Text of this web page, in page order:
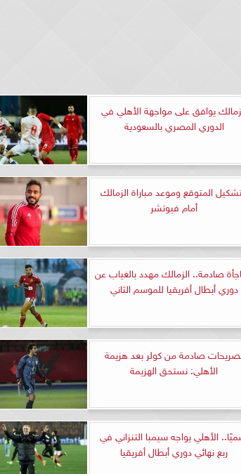
يوافق على مواجهة الأهلي في
الدوري المصري بالسعودية
المتوقع وموعد مباراة الزمالك
أمام فيوتشر
صادمة.. الزمالك مهدد بالغياب عن
دوري أبطال أفريقيا للموسم الثاني
صادمة من كولر بعد هزيمة
الأهلي: نستحق الهزيمة
الأهلي يواجه سيمبا التنزاني في
ربع نهائي دوري أبطال أفريقيا